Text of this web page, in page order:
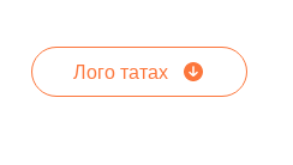
Лого татах